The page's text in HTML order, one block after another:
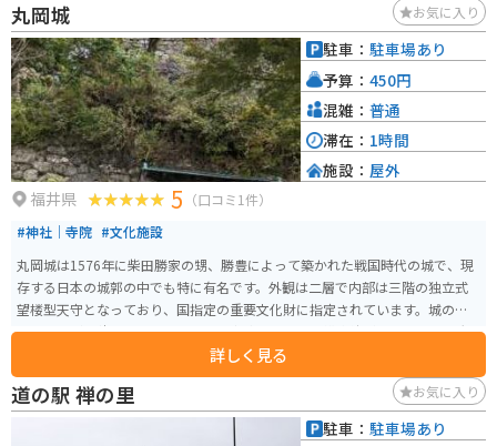
丸岡城 お気に入り
福井県 5 （口コミ1件）
#神社｜寺院 #文化施設
丸岡城は1576年に柴田勝家の甥、勝豊によって築かれた戦国時代の城で、現
存する日本の城郭の中でも特に有名です。外観は二層で内部は三階の独立式
望楼型天守となっており、国指定の重要文化財に指定されています。城の石
垣は「野づら積み」と呼ばれる古い方式で築かれ、排水性が良いことから大
は美しい桜が満開になります。「日本のさくら名所100選」にも選ばれてお
り、4月には城下で丸岡城桜まつりが開催されます。また、丸岡城は「日本10
0名城」にも選定されており、その歴史と美しさを感じることができる観光ス
詳しく見る
駐車： 駐車場あり
予算： 450円
混雑： 普通
滞在： 1時間
施設： 屋外
道の駅 禅の里 お気に入り
駐車： 駐車場あり